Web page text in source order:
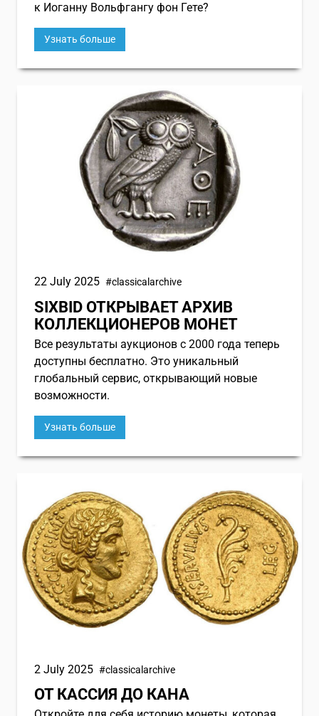
к Иоганну Вольфгангу фон Гете?
Узнать больше
Sixbid открывает архив коллекционеров монет
22 July 2025 #classicalarchive
SIXBID ОТКРЫВАЕТ АРХИВ
КОЛЛЕКЦИОНЕРОВ МОНЕТ
Все результаты аукционов с 2000 года теперь
доступны бесплатно. Это уникальный
глобальный сервис, открывающий новые
возможности.
Узнать больше
2 July 2025 #classicalarchive
ОТ КАССИЯ ДО КАНА